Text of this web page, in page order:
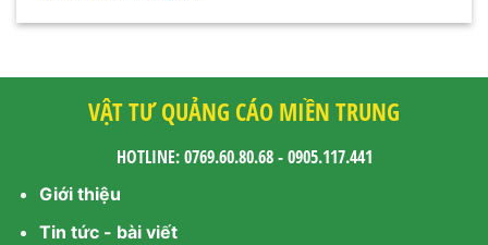
VẬT TƯ QUẢNG CÁO MIỀN TRUNG
HOTLINE: 0769.60.80.68 - 0905.117.441
Giới thiệu
Tin tức - bài viết